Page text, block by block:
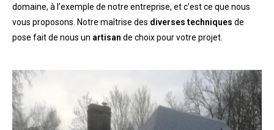
domaine, à l’exemple de notre entreprise, et c’est ce que nous
vous proposons. Notre maîtrise des diverses techniques de
pose fait de nous un artisan de choix pour votre projet.